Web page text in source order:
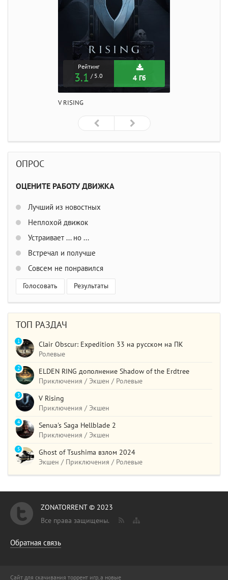
Рейтинг
3.1 / 5.0 4 Гб
V RISING
ОПРОС
ОЦЕНИТЕ РАБОТУ ДВИЖКА
Лучший из новостных
Неплохой движок
Устраивает ... но ...
Встречал и получше
Совсем не понравился
Голосовать Результаты
ТОП РАЗДАЧ
Clair Obscur: Expedition 33 на русском на ПК
Ролевые
1
ELDEN RING дополнение Shadow of the Erdtree
Приключения / Экшен / Ролевые
2
V Rising
Приключения / Экшен
3
Senua's Saga Hellblade 2
Приключения / Экшен
4
Ghost of Tsushima взлом 2024
Экшен / Приключения / Ролевые
5
ZONATORRENT © 2023
Все права защищены.
Обратная связь
Сайт для скачивания торрент игр, а новые